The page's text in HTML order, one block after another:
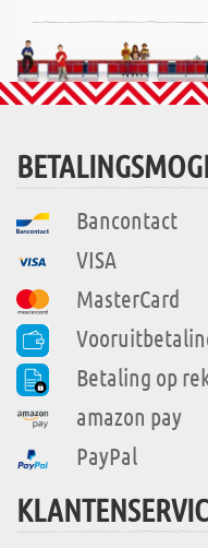
Bancontact
VISA
MasterCard
Betaling op
amazon pay
PayPal